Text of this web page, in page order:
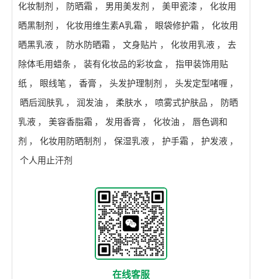
化妆制剂 ， 防晒霜 ， 男用美发剂 ， 美甲瓷漆 ，
化妆用
晒黑制剂 ， 化妆用维生素A乳霜 ， 眼袋修护霜 ，
化妆用
晒黑乳液 ， 防水防晒霜 ， 文身贴片 ， 化妆用乳液 ，
去
除体毛用蜡条 ， 装有化妆品的彩妆盒 ，
指甲装饰用贴
纸 ， 眼线笔 ， 香膏 ， 头发护理制剂 ， 头发定型啫喱 ，
晒后润肤乳 ， 润发油 ， 柔肤水 ， 喷雾式护肤品 ，
防晒
乳液 ， 美容香脂霜 ， 发用香膏 ， 化妆油 ，
唇色调和
剂 ， 化妆用防晒制剂 ， 保湿乳液 ， 护手霜 ， 护发液 ，
个人用止汗剂
在线客服